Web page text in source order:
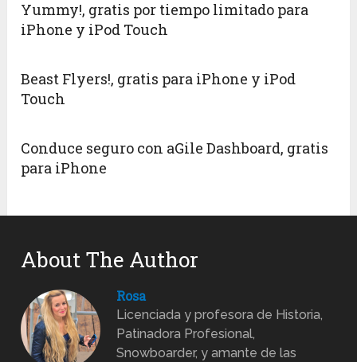
Yummy!, gratis por tiempo limitado para
iPhone y iPod Touch
Beast Flyers!, gratis para iPhone y iPod
Touch
Conduce seguro con aGile Dashboard, gratis
para iPhone
About The Author
Rosa
Licenciada y profesora de Historia,
Patinadora Profesional,
Snowboarder, y amante de las